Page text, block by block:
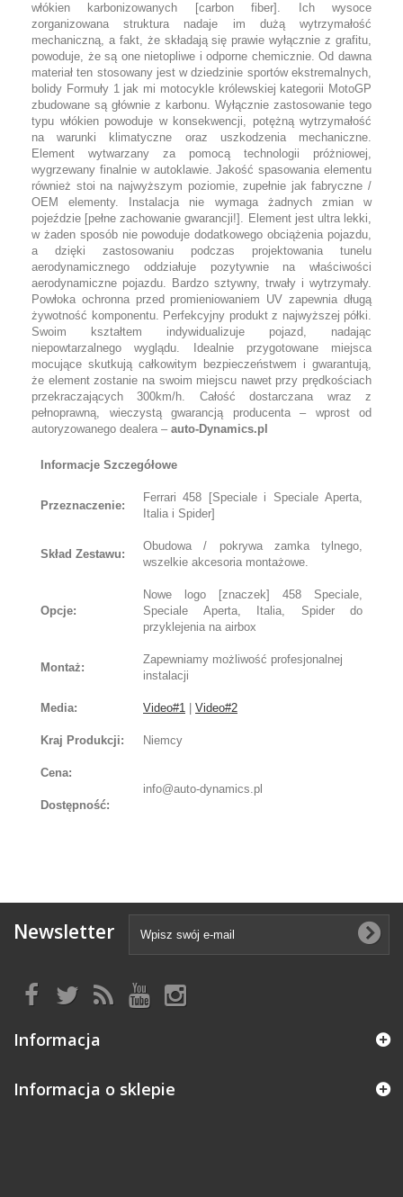
włókien karbonizowanych [carbon fiber]. Ich wysoce
zorganizowana struktura nadaje im dużą wytrzymałość
mechaniczną, a fakt, że składają się prawie wyłącznie z grafitu,
powoduje, że są one nietopliwe i odporne chemicznie. Od dawna
materiał ten stosowany jest w dziedzinie sportów ekstremalnych,
bolidy Formuły 1 jak mi motocykle królewskiej kategorii MotoGP
zbudowane są głównie z karbonu. Wyłącznie zastosowanie tego
typu włókien powoduje w konsekwencji, potężną wytrzymałość
na warunki klimatyczne oraz uszkodzenia mechaniczne.
Element wytwarzany za pomocą technologii próżniowej,
wygrzewany finalnie w autoklawie. Jakość spasowania elementu
również stoi na najwyższym poziomie, zupełnie jak fabryczne /
OEM elementy. Instalacja nie wymaga żadnych zmian w
pojeździe [pełne zachowanie gwarancji!]. Element jest ultra lekki,
w żaden sposób nie powoduje dodatkowego obciążenia pojazdu,
a dzięki zastosowaniu podczas projektowania tunelu
aerodynamicznego oddziałuje pozytywnie na właściwości
aerodynamiczne pojazdu. Bardzo sztywny, trwały i wytrzymały.
Powłoka ochronna przed promieniowaniem UV zapewnia długą
żywotność komponentu. Perfekcyjny produkt z najwyższej półki.
Swoim kształtem indywidualizuje pojazd, nadając
niepowtarzalnego wyglądu. Idealnie przygotowane miejsca
mocujące skutkują całkowitym bezpieczeństwem i gwarantują,
że element zostanie na swoim miejscu nawet przy prędkościach
przekraczających 300km/h. Całość dostarczana wraz z
pełnoprawną, wieczystą gwarancją producenta – wprost od
autoryzowanego dealera – auto-Dynamics.pl
Informacje Szczegółowe
Przeznaczenie:
Ferrari 458 [Speciale i Speciale Aperta,
Italia i Spider]
Skład Zestawu:
Obudowa / pokrywa zamka tylnego,
wszelkie akcesoria montażowe.
Opcje:
Nowe logo [znaczek] 458 Speciale,
Speciale Aperta, Italia, Spider do
przyklejenia na airbox
Montaż:
Zapewniamy możliwość profesjonalnej
instalacji
Media: Video#1 Video#2
Kraj Produkcji: Niemcy
Cena:
info@auto-dynamics.pl
Dostępność:
Newsletter
Informacja
Informacja o sklepie